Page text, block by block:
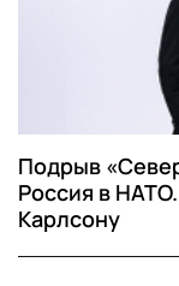
Подрыв
Россия в
Карлсону